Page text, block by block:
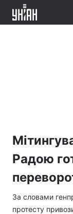
Радою
За словами
протесту